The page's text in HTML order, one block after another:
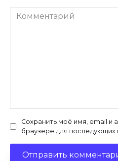
Комментарий
Сохранить моё имя, email и
браузере для